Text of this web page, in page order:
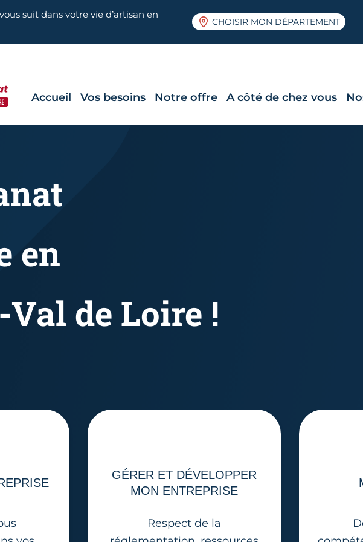
suit dans votre vie d’artisan en
CHOISIR MON DÉPARTEMENT
Accueil Vos besoins Notre offre A côté de chez vous
en
Val de Loire !
GÉRER ET DÉVELOPPER
MON ENTREPRISE
Respect de la